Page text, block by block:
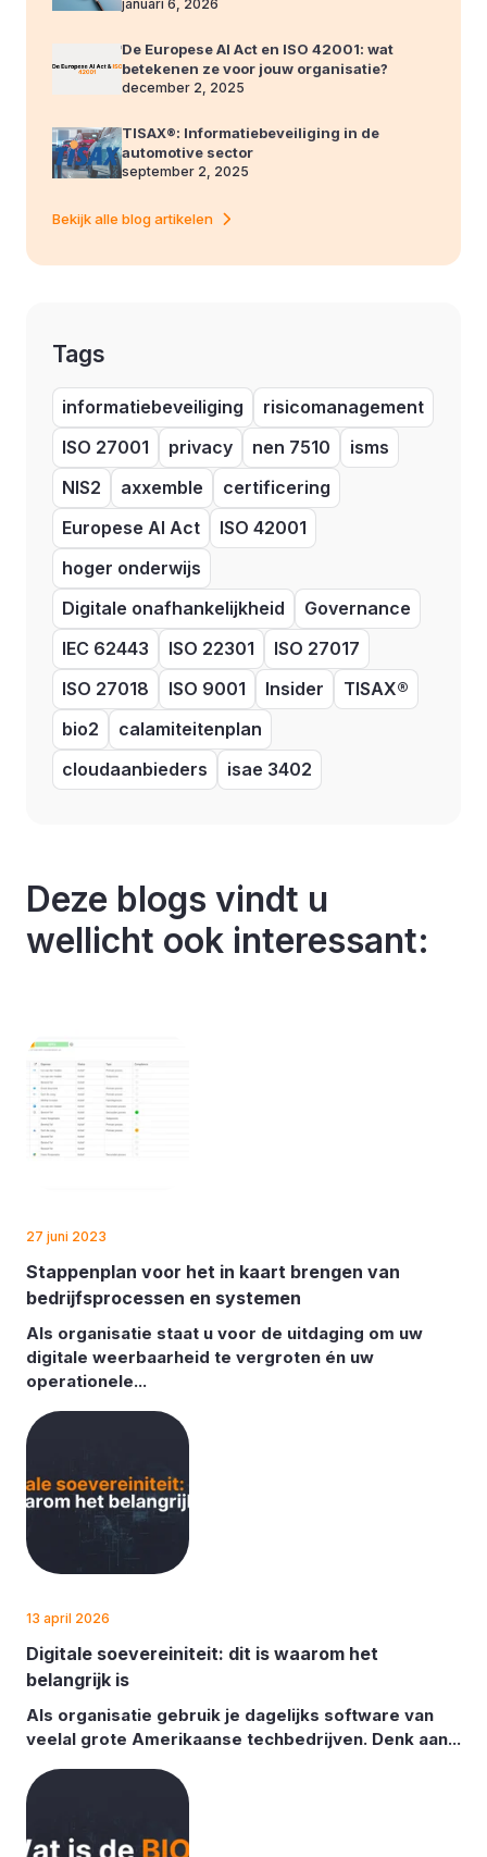
januari 6, 2026
De Europese AI Act en ISO 42001: wat
betekenen ze voor jouw organisatie?
december 2, 2025
TISAX®: Informatiebeveiliging in de
automotive sector
september 2, 2025
Bekijk alle blog artikelen
Tags
informatiebeveiliging
risicomanagement
ISO 27001
privacy nen 7510
isms
NIS2
axxemble
certificering
Europese AI Act
ISO 42001
hoger onderwijs
Digitale onafhankelijkheid
Governance
IEC 62443
ISO 22301
ISO 27017
ISO 27018
ISO 9001 Insider
TISAX®
bio2
calamiteitenplan
cloudaanbieders
isae 3402
Deze blogs vindt u
wellicht ook interessant:
27 juni 2023
Stappenplan voor het in kaart brengen van
bedrijfsprocessen en systemen
Als organisatie staat u voor de uitdaging om uw
digitale weerbaarheid te vergroten én uw
operationele...
13 april 2026
Digitale soevereiniteit: dit is waarom het
belangrijk is
Als organisatie gebruik je dagelijks software van
veelal grote Amerikaanse techbedrijven. Denk aan...